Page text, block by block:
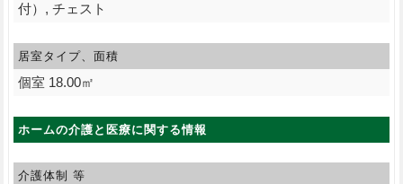
付）, チェスト
居室タイプ、面積
個室 18.00㎡
ホームの介護と医療に関する情報
介護体制 等